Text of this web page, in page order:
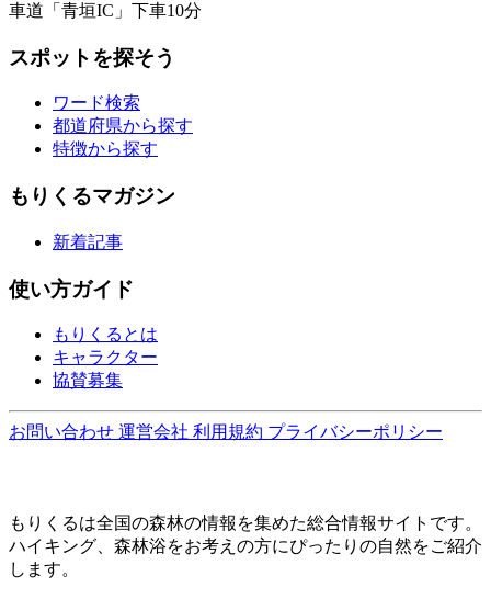
車道「青垣IC」下車10分
スポットを探そう
ワード検索
都道府県から探す
特徴から探す
もりくるマガジン
新着記事
使い方ガイド
もりくるとは
キャラクター
協賛募集
お問い合わせ 運営会社 利用規約 プライバシーポリシー
もりくるは全国の森林の情報を集めた総合情報サイトです。
ハイキング、森林浴をお考えの方にぴったりの自然をご紹介
します。